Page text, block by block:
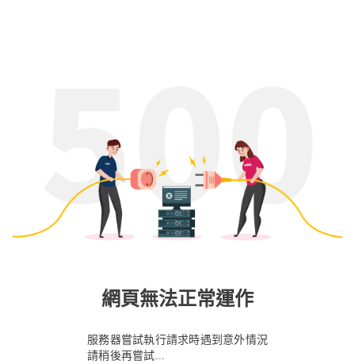
網頁無法正常運作
服務器嘗試執行請求時遇到意外情況
請稍後再嘗試...